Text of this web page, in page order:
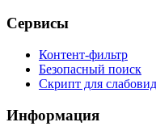
Сервисы
Контент-фильтр
Безопасный поиск
Скрипт для
Информация